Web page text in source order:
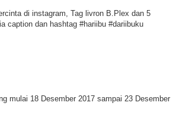
di instagram, Tag livron B.Plex dan 5
caption dan hashtag #hariibu #dariibuku
mulai 18 Desember 2017 sampai 23 Desember